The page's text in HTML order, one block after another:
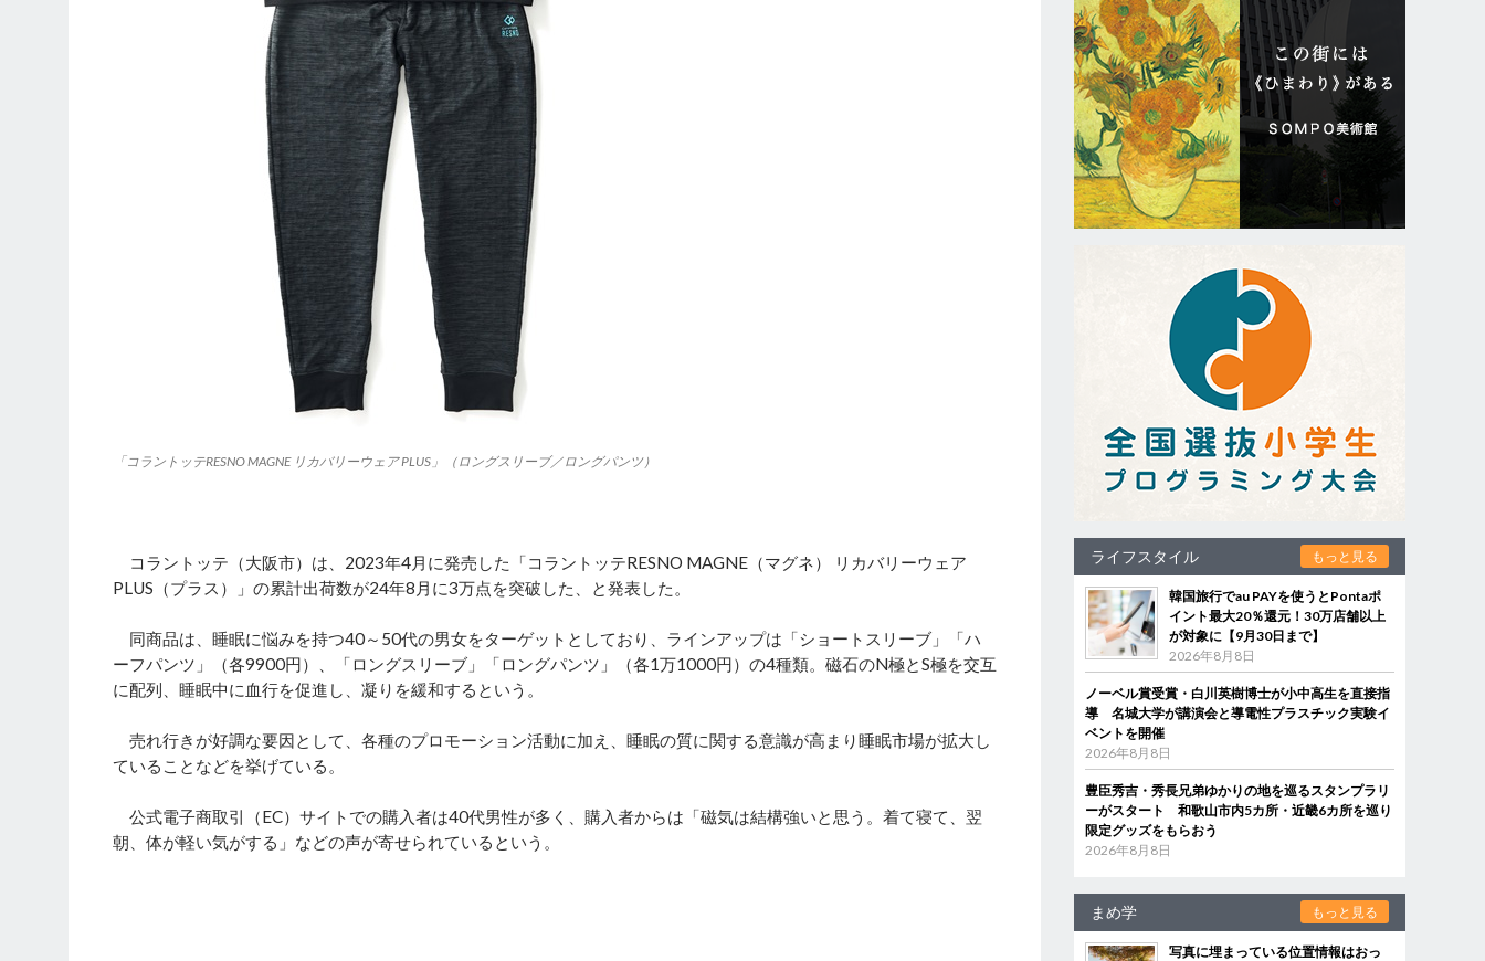
「コラントッテRESNO MAGNE リカバリーウェア PLUS」（ロングスリーブ／ロングパンツ）
コラントッテ（大阪市）は、2023年4月に発売した「コラントッテRESNO MAGNE（マグネ） リカバリーウェア
PLUS（プラス）」の累計出荷数が24年8月に3万点を突破した、と発表した。
同商品は、睡眠に悩みを持つ40～50代の男女をターゲットとしており、ラインアップは「ショートスリーブ」「ハ
ーフパンツ」（各9900円）、「ロングスリーブ」「ロングパンツ」（各1万1000円）の4種類。磁石のN極とS極を交互
に配列、睡眠中に血行を促進し、凝りを緩和するという。
売れ行きが好調な要因として、各種のプロモーション活動に加え、睡眠の質に関する意識が高まり睡眠市場が拡大し
ていることなどを挙げている。
公式電子商取引（EC）サイトでの購入者は40代男性が多く、購入者からは「磁気は結構強いと思う。着て寝て、翌
朝、体が軽い気がする」などの声が寄せられているという。
ライフスタイル もっと見る
韓国旅行でau PAYを使うとPontaポ
イント最大20％還元！30万店舗以上
が対象に【9月30日まで】
2026年8月8日
ノーベル賞受賞・白川英樹博士が小中高生を直接指
導 名城大学が講演会と導電性プラスチック実験イ
ベントを開催
2026年8月8日
豊臣秀吉・秀長兄弟ゆかりの地を巡るスタンプラリ
ーがスタート 和歌山市内5カ所・近畿6カ所を巡り
限定グッズをもらおう
2026年8月8日
まめ学 もっと見る
写真に埋まっている位置情報はおっ